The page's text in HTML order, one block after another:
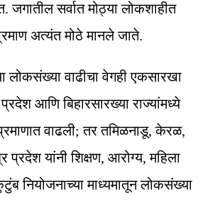
जगातील सर्वात मोठ्या लोकशाहीत
अत्यंत मोठे मानले जाते.
लोकसंख्या वाढीचा वेगही एकसारखा
प्रदेश आणि बिहारसारख्या राज्यांमध्ये
वाढली; तर तमिळनाडू, केरळ,
यांनी शिक्षण, आरोग्य, महिला
नियोजनाच्या माध्यमातून लोकसंख्या